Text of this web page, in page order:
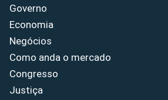
Governo
Economia
Negócios
Como anda o mercado
Congresso
Justiça